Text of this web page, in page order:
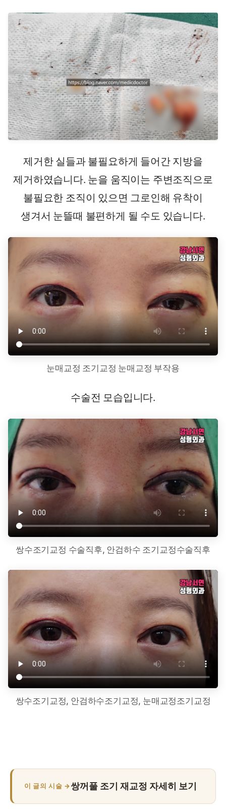
제거한 실들과 불필요하게 들어간 지방을
제거하였습니다. 눈을 움직이는 주변조직으로
불필요한 조직이 있으면 그로인해 유착이
생겨서 눈뜰때 불편하게 될 수도 있습니다.
눈매교정 조기교정 눈매교정 부작용
수술전 모습입니다.
쌍수조기교정 수술직후, 안검하수 조기교정수술직후
쌍수조기교정, 안검하수조기교정, 눈매교정조기교정
이 글의 시술 →쌍꺼풀 조기 재교정 자세히 보기